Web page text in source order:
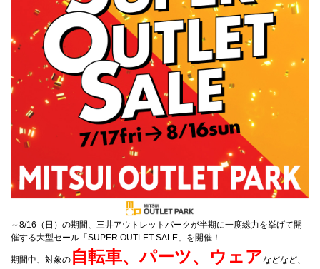
～8/16（日）の期間、三井アウトレットパークが半期に一度総力を挙げて開
催する大型セール「SUPER OUTLET SALE」を開催！
期間中、対象の 自転車、パーツ、ウェアなどなど、